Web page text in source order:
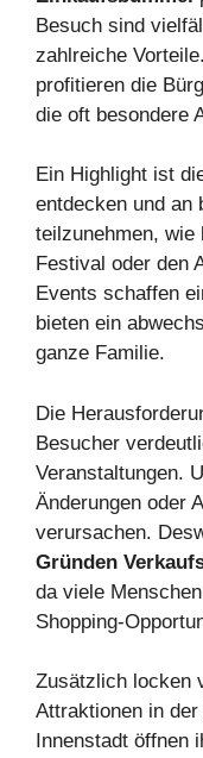
Besuch sind
zahlreiche
profitieren die
die oft besondere
Ein Highlight ist
entdecken und an
teilzunehmen, wie
Festival oder den
Events schaffen
bieten ein
ganze Familie.
Die
Besucher
Veranstaltungen.
Änderungen oder
verursachen.
Gründen
da viele
Shopping-
Zusätzlich locken
Attraktionen in
Innenstadt öffnen